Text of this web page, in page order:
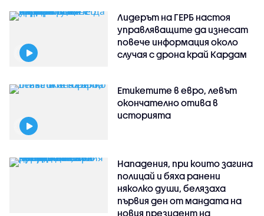
Лидерът на ГЕРБ настоя
управляващите да изнесат
повече информация около
случая с дрона край Кардам
Етикетите в евро, левът
окончателно отива в
историята
Нападения, при които загина
полицай и бяха ранени
няколко души, белязаха
първия ден от мандата на
новия президент на